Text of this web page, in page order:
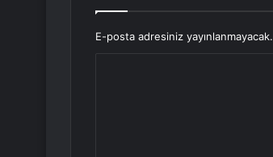
E-posta adresiniz yayınlanmayacak.